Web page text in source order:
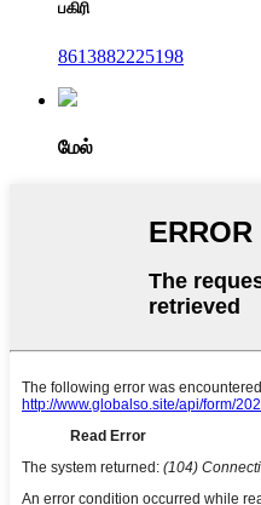
பகிரி
8613882225198
மேல்